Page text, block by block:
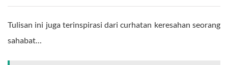
Tulisan ini juga terinspirasi dari curhatan keresahan seorang
sahabat…